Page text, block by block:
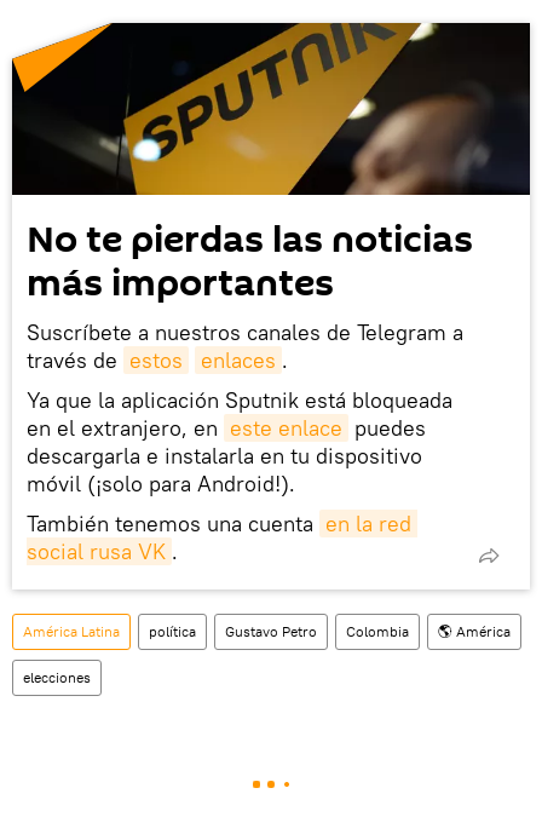
No te pierdas las noticias
más importantes
Suscríbete a nuestros canales de Telegram a
través de estos enlaces .
Ya que la aplicación Sputnik está bloqueada
en el extranjero, en este enlace puedes
descargarla e instalarla en tu dispositivo
móvil (¡solo para Android!).
También tenemos una cuenta en la red
social rusa VK .
América Latina política Gustavo Petro Colombia 🌎 América
elecciones